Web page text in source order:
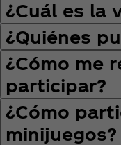
¿Cuál es la
¿Quiénes
¿Cómo me
participar?
¿Cómo
minijuegos?